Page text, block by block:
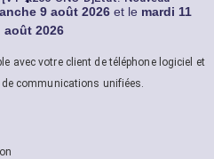
9 août 2026et le mardi 11
août 2026
avec votre client de téléphone logiciel et
communications unifiées.